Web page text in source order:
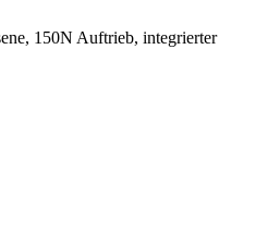
150N Auftrieb, integrierter